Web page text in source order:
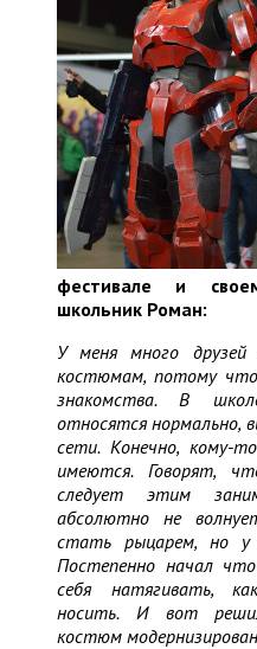
фестивале и
школьник Роман:
У меня много
костюмам, потому
знакомства. В
относятся нормально,
сети. Конечно, кому-
имеются. Говорят,
следует этим
абсолютно не
стать рыцарем, но у
Постепенно начал
себя натягивать,
носить. И вот
костюм